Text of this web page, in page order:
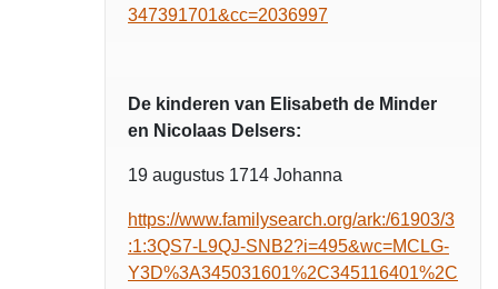
347391701&cc=2036997
De kinderen van Elisabeth de Minder
en Nicolaas Delsers:
19 augustus 1714 Johanna
https://www.familysearch.org/ark:/61903/3
:1:3QS7-L9QJ-SNB2?i=495&wc=MCLG-
Y3D%3A345031601%2C345116401%2C